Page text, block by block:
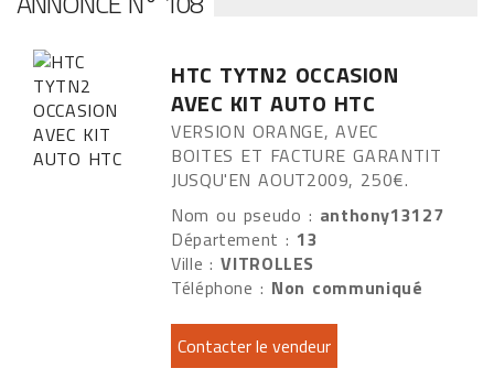
HTC TYTN2 OCCASION
AVEC KIT AUTO HTC
VERSION ORANGE, AVEC
BOITES ET FACTURE GARANTIT
JUSQU'EN AOUT2009, 250€.
Nom ou pseudo : anthony13127
Département : 13
Ville :VITROLLES
Téléphone : Non communiqué